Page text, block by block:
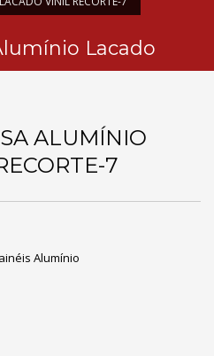
Lacado
ALUMÍNIO
7
Alumínio